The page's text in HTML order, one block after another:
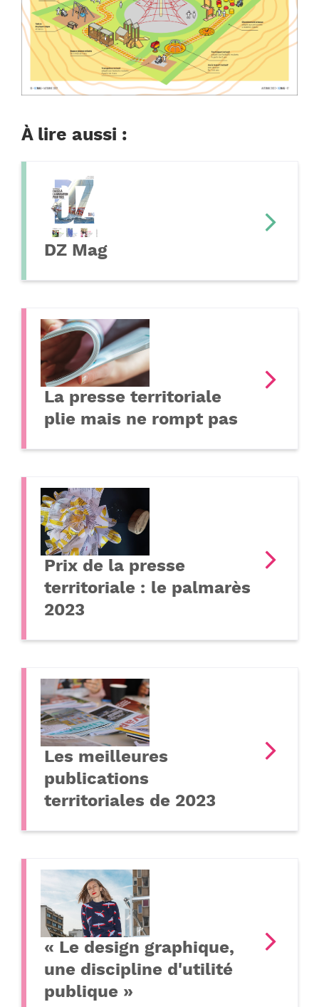
À lire aussi :
DZ Mag
La presse territoriale
plie mais ne rompt pas
Prix de la presse
territoriale : le palmarès
2023
Les meilleures
publications
territoriales de 2023
« Le design graphique,
une discipline d'utilité
publique »